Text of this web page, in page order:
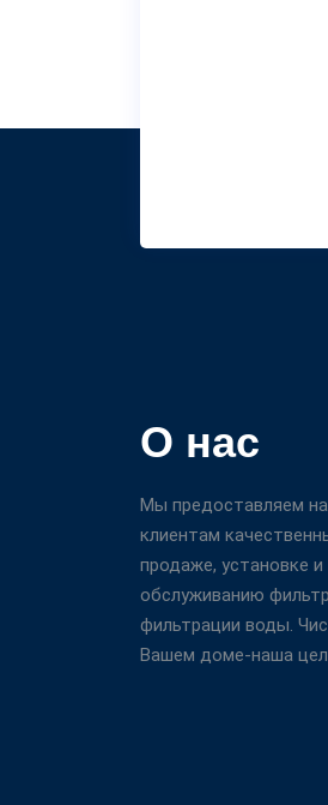
О нас
Мы предоставляем
клиентам
продаже, установке и
обслуживанию
фильтрации воды.
Вашем доме-наша